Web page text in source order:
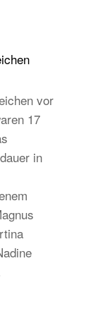
vor
17
in